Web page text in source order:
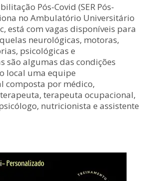
Pós-Covid (SER Pós-
no Ambulatório Universitário
está com vagas disponíveis para
neurológicas, motoras,
psicológicas e
são algumas das condições
local uma equipe
composta por médico,
terapeuta ocupacional,
nutricionista e assistente